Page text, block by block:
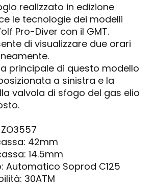
realizzato in edizione
le tecnologie dei modelli
Pro-Diver con il GMT.
di visualizzare due orari
principale di questo modello
a sinistra e la
valvola di sfogo del gas elio
42mm
14.5mm
Automatico Soprod C125
30ATM